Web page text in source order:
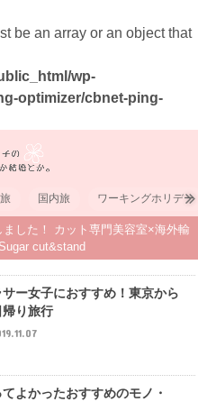
be an array or an object that
wp-
optimizer/cbnet-ping-
国内旅 ワーキングホリデー
した！ カット専門美容室×海外輸
cut&stand
サー女子におすすめ！東京から
帰り旅行
よかったおすすめのモノ・